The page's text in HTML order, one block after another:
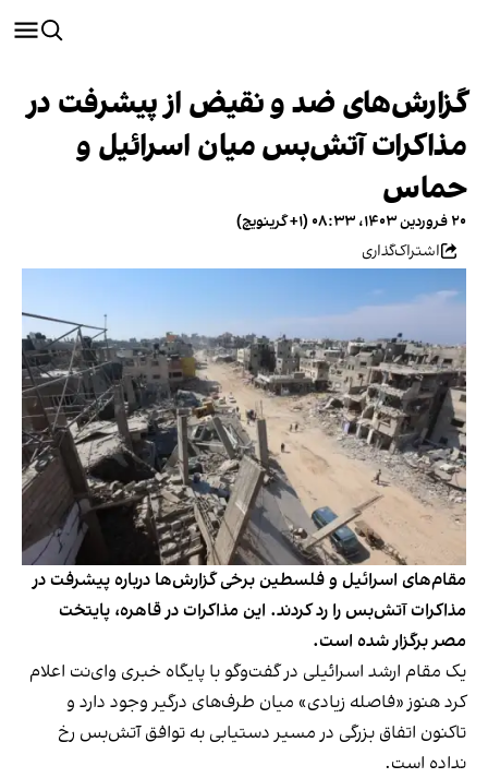
گزارش‌های ضد و نقیض از پیشرفت در
مذاکرات آتش‌بس میان اسرائیل و
حماس
۲۰ فروردین ۱۴۰۳، ۰۸:۳۳ (‎+۱ گرینویچ)
اشتراک‌گذاری
مقام‌های اسرائیل و فلسطین برخی گزارش‌ها درباره پیشرفت در
مذاکرات آتش‌بس را رد کردند. این مذاکرات در قاهره، پایتخت
مصر برگزار شده است.
یک مقام ارشد اسرائیلی در گفت‌وگو با پایگاه خبری وای‌نت اعلام
کرد هنوز «فاصله زیادی» میان طرف‌های درگیر وجود دارد و
تاکنون اتفاق بزرگی در مسیر دستیابی به توافق آتش‌بس رخ
نداده است.